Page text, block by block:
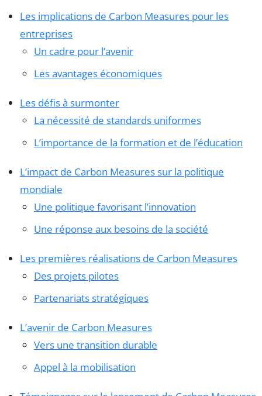
Les implications de Carbon Measures pour les
entreprises
Un cadre pour l’avenir
Les avantages économiques
Les défis à surmonter
La nécessité de standards uniformes
L’importance de la formation et de l’éducation
L’impact de Carbon Measures sur la politique
mondiale
Une politique favorisant l’innovation
Une réponse aux besoins de la société
Les premières réalisations de Carbon Measures
Des projets pilotes
Partenariats stratégiques
L’avenir de Carbon Measures
Vers une transition durable
Appel à la mobilisation